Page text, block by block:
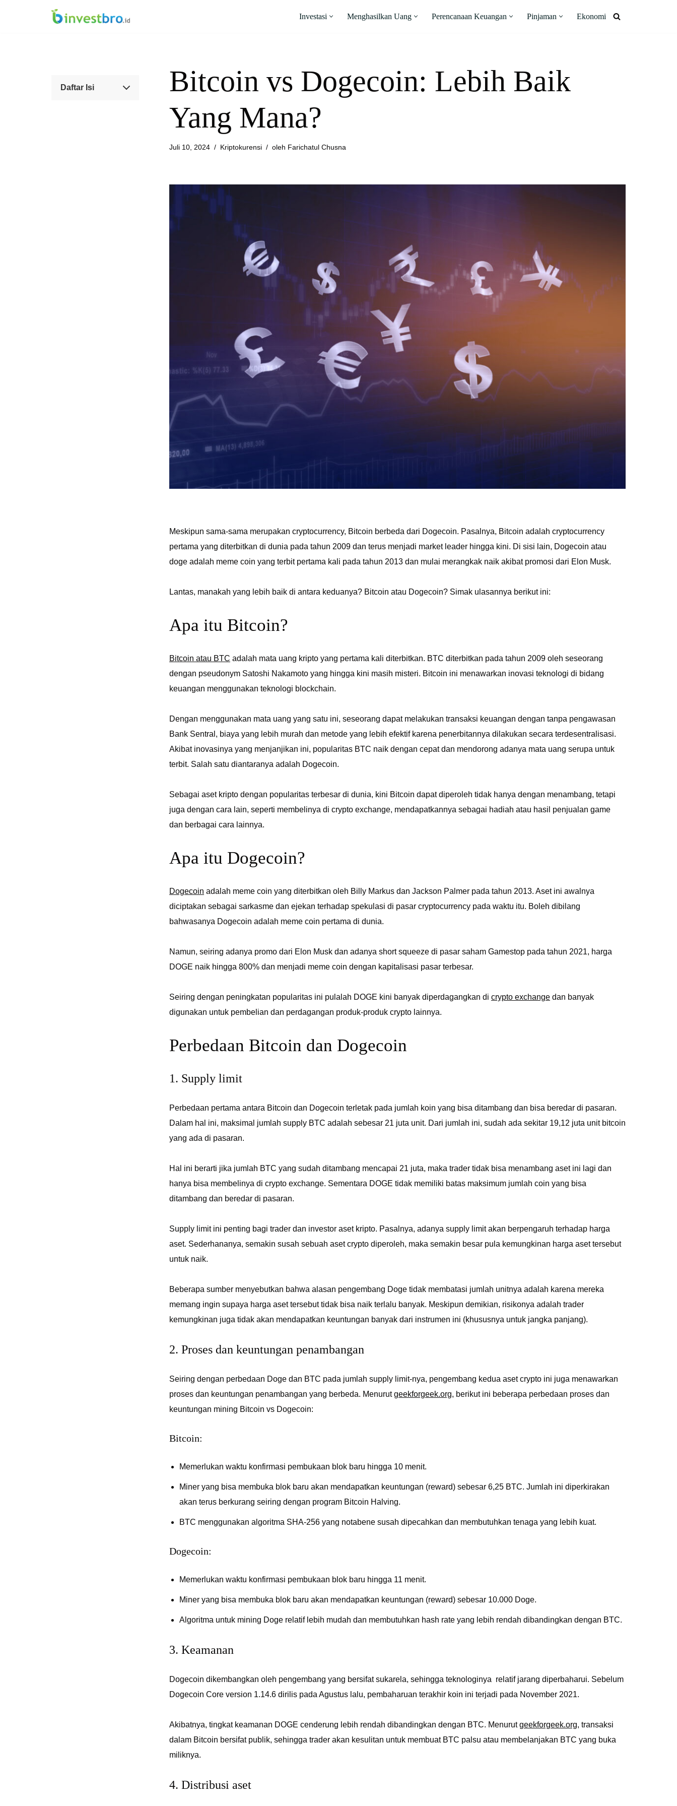
Investasi Menghasilkan Uang Perencanaan Keuangan Pinjaman Ekonomi
Daftar Isi
Bitcoin vs Dogecoin: Lebih Baik
Yang Mana?
Juli 10, 2024 Kriptokurensi oleh Farichatul Chusna
Meskipun sama-sama merupakan cryptocurrency, Bitcoin berbeda dari Dogecoin. Pasalnya, Bitcoin adalah cryptocurrency
pertama yang diterbitkan di dunia pada tahun 2009 dan terus menjadi market leader hingga kini. Di sisi lain, Dogecoin atau
doge adalah meme coin yang terbit pertama kali pada tahun 2013 dan mulai merangkak naik akibat promosi dari Elon Musk.
Lantas, manakah yang lebih baik di antara keduanya? Bitcoin atau Dogecoin? Simak ulasannya berikut ini:
Apa itu Bitcoin?
Bitcoin atau BTC adalah mata uang kripto yang pertama kali diterbitkan. BTC diterbitkan pada tahun 2009 oleh seseorang
dengan pseudonym Satoshi Nakamoto yang hingga kini masih misteri. Bitcoin ini menawarkan inovasi teknologi di bidang
keuangan menggunakan teknologi blockchain.
Dengan menggunakan mata uang yang satu ini, seseorang dapat melakukan transaksi keuangan dengan tanpa pengawasan
Bank Sentral, biaya yang lebih murah dan metode yang lebih efektif karena penerbitannya dilakukan secara terdesentralisasi.
Akibat inovasinya yang menjanjikan ini, popularitas BTC naik dengan cepat dan mendorong adanya mata uang serupa untuk
terbit. Salah satu diantaranya adalah Dogecoin.
Sebagai aset kripto dengan popularitas terbesar di dunia, kini Bitcoin dapat diperoleh tidak hanya dengan menambang, tetapi
juga dengan cara lain, seperti membelinya di crypto exchange, mendapatkannya sebagai hadiah atau hasil penjualan game
dan berbagai cara lainnya.
Apa itu Dogecoin?
Dogecoin adalah meme coin yang diterbitkan oleh Billy Markus dan Jackson Palmer pada tahun 2013. Aset ini awalnya
diciptakan sebagai sarkasme dan ejekan terhadap spekulasi di pasar cryptocurrency pada waktu itu. Boleh dibilang
bahwasanya Dogecoin adalah meme coin pertama di dunia.
Namun, seiring adanya promo dari Elon Musk dan adanya short squeeze di pasar saham Gamestop pada tahun 2021, harga
DOGE naik hingga 800% dan menjadi meme coin dengan kapitalisasi pasar terbesar.
Seiring dengan peningkatan popularitas ini pulalah DOGE kini banyak diperdagangkan di crypto exchange dan banyak
digunakan untuk pembelian dan perdagangan produk-produk crypto lainnya.
Perbedaan Bitcoin dan Dogecoin
1. Supply limit
Perbedaan pertama antara Bitcoin dan Dogecoin terletak pada jumlah koin yang bisa ditambang dan bisa beredar di pasaran.
Dalam hal ini, maksimal jumlah supply BTC adalah sebesar 21 juta unit. Dari jumlah ini, sudah ada sekitar 19,12 juta unit bitcoin
yang ada di pasaran.
Hal ini berarti jika jumlah BTC yang sudah ditambang mencapai 21 juta, maka trader tidak bisa menambang aset ini lagi dan
hanya bisa membelinya di crypto exchange. Sementara DOGE tidak memiliki batas maksimum jumlah coin yang bisa
ditambang dan beredar di pasaran.
Supply limit ini penting bagi trader dan investor aset kripto. Pasalnya, adanya supply limit akan berpengaruh terhadap harga
aset. Sederhananya, semakin susah sebuah aset crypto diperoleh, maka semakin besar pula kemungkinan harga aset tersebut
untuk naik.
Beberapa sumber menyebutkan bahwa alasan pengembang Doge tidak membatasi jumlah unitnya adalah karena mereka
memang ingin supaya harga aset tersebut tidak bisa naik terlalu banyak. Meskipun demikian, risikonya adalah trader
kemungkinan juga tidak akan mendapatkan keuntungan banyak dari instrumen ini (khususnya untuk jangka panjang).
2. Proses dan keuntungan penambangan
Seiring dengan perbedaan Doge dan BTC pada jumlah supply limit-nya, pengembang kedua aset crypto ini juga menawarkan
proses dan keuntungan penambangan yang berbeda. Menurutgeekforgeek.org, berikut ini beberapa perbedaan proses dan
keuntungan mining Bitcoin vs Dogecoin:
Bitcoin:
Memerlukan waktu konfirmasi pembukaan blok baru hingga 10 menit.
Miner yang bisa membuka blok baru akan mendapatkan keuntungan (reward) sebesar 6,25 BTC. Jumlah ini diperkirakan
akan terus berkurang seiring dengan program Bitcoin Halving.
BTC menggunakan algoritma SHA-256 yang notabene susah dipecahkan dan membutuhkan tenaga yang lebih kuat.
Dogecoin:
Memerlukan waktu konfirmasi pembukaan blok baru hingga 11 menit.
Miner yang bisa membuka blok baru akan mendapatkan keuntungan (reward) sebesar 10.000 Doge.
Algoritma untuk mining Doge relatif lebih mudah dan membutuhkan hash rate yang lebih rendah dibandingkan dengan BTC.
3. Keamanan
Dogecoin dikembangkan oleh pengembang yang bersifat sukarela, sehingga teknologinya relatif jarang diperbaharui. Sebelum
Dogecoin Core version 1.14.6 dirilis pada Agustus lalu, pembaharuan terakhir koin ini terjadi pada November 2021.
Akibatnya, tingkat keamanan DOGE cenderung lebih rendah dibandingkan dengan BTC. Menurutgeekforgeek.org, transaksi
dalam Bitcoin bersifat publik, sehingga trader akan kesulitan untuk membuat BTC palsu atau membelanjakan BTC yang buka
miliknya.
4. Distribusi aset